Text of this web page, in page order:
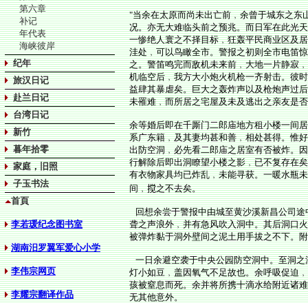
第六章
补记
年代表
海峡彼岸
纪年
旅汉日记
赴兰日记
台湾日记
新竹
暮年拾零
家庭，旧照
子玉书法
首頁
李若瑗纪念图书室
湖南汨罗翼军爱心小学
李伟宗网页
李耀宗翻译作品
"当余在太原而尚未出亡前﹐余曾于城东之
况。亦无大难临头前之预兆。而日军在此光
一惨绝人寰之不择目标﹐狂轰平民商业区及
洼处﹐可以鸟瞰全市。警报之初则全市电笛
之。警笛鸣完而敌机未来前﹐大地一片静寂
机临空后﹐我方大小炮火机枪一齐射击。彼
益肆其暴虐矣。巨大之轰炸声以及枪炮声过
未罹难﹐而所居之宅屋及未及逃出之亲友是
余等婚后即在千厮门二郎庙地方租小楼一间
系广东籍﹐及其妻均甚和善﹐相处甚得。惟
出防空洞﹐必先看二郎庙之居室有否被炸。
行解除后即出洞瞭望小楼之影﹐已不复存在
有衣物家具均已炸乱﹐未能寻获。一暖水瓶
间﹐搅之不去矣。
回想余尝于警报中由城至黄沙溪新昌公司途
聋之声浪外﹐并有急风吹入洞中。其后洞口
被弹炸黏于洞外壁间之泥土用手拔之不下。
一日余避空袭于中央公园防空洞中。至洞之
灯小如豆﹐盖因氧气不足故也。余呼吸促迫
孩被窒息而死。余并将所携十滴水给附近诸
无其他意外。